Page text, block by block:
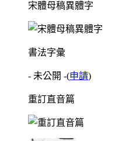
宋體母稿異體字
書法字彙
- 未公開 -(申請)
重訂直音篇